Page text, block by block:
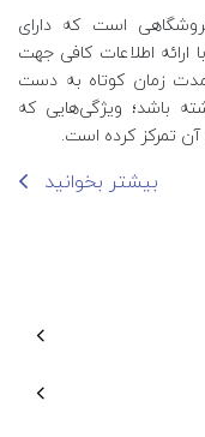
است که دارای
ارائه اطلاعات کافی جهت
زمان کوتاه به دست
باشد؛ ویژگی‌هایی که
آن تمرکز کرده است.
بیشتر بخوانید